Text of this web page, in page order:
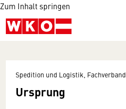
Zum Inhalt springen
Spedition und Logistik, Fachverband
Ursprung